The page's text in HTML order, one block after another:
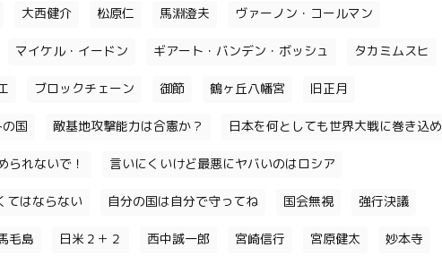
大西健介 松原仁 馬淵澄夫 ヴァーノン・コールマン
マイケル・イードン ギアート・バンデン・ボッシュ タカミムスヒ
ブロックチェーン 御節 鶴ヶ丘八幡宮 旧正月
国 敵基地攻撃能力は合憲か？ 日本を何としても世界大戦に巻き込め
られないで！ 言いにくいけど最悪にヤバいのはロシア
てはならない 自分の国は自分で守ってね 国会無視 強行決議
毛島 日米２＋２ 西中誠一郎 宮崎信行 宮原健太 妙本寺